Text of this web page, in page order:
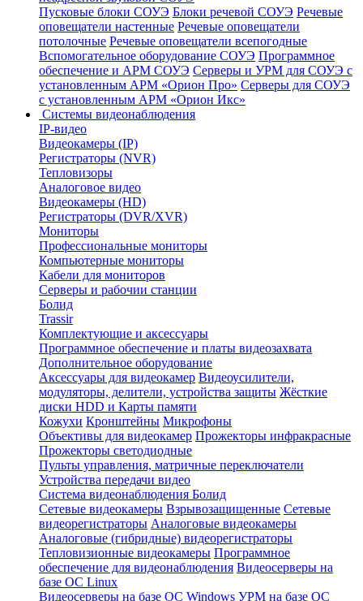
Пусковые блоки СОУЭ Блоки речевой СОУЭ Речевые
оповещатели настенные Речевые оповещатели
потолочные Речевые оповещатели всепогодные
Вспомогательное оборудование СОУЭ Программное
обеспечение и АРМ СОУЭ Серверы и УРМ для СОУЭ с
установленным АРМ «Орион Про» Серверы для СОУЭ
с установленным АРМ «Орион Икс»
Системы видеонаблюдения
IP-видео
Видеокамеры (IP)
Регистраторы (NVR)
Тепловизоры
Аналоговое видео
Видеокамеры (HD)
Регистраторы (DVR/XVR)
Мониторы
Профессиональные мониторы
Компьютерные мониторы
Кабели для мониторов
Серверы и рабочии станции
Болид
Trassir
Комплектующие и аксессуары
Программное обеспечение и платы видеозахвата
Дополнительное оборудование
Аксессуары для видеокамер Видеоусилители,
модуляторы, делители, устройства защиты Жёсткие
диски HDD и Карты памяти
Кожухи Кронштейны Микрофоны
Объективы для видеокамер Прожекторы инфракрасные
Прожекторы светодиодные
Пульты управления, матричные переключатели
Устройства передачи видео
Система видеонаблюдения Болид
Сетевые видеокамеры Взрывозащищенные Сетевые
видеорегистраторы Аналоговые видеокамеры
Аналоговые (гибридные) видеорегистраторы
Тепловизионные видеокамеры Программное
обеспечение для видеонаблюдения Видеосерверы на
базе ОС Linux
Видеосерверы на базе ОС Windows УРМ на базе ОС